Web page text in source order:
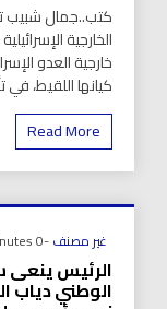
كتب..جمال شبيب
الخارجية
خارجية العدو
كيانها اللقيط، في
Read More
غير مصنف-0 Minutes
الرئيس ينعى